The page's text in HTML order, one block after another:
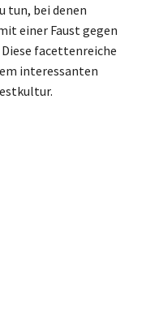
tun, bei denen
einer Faust gegen
facettenreiche
interessanten